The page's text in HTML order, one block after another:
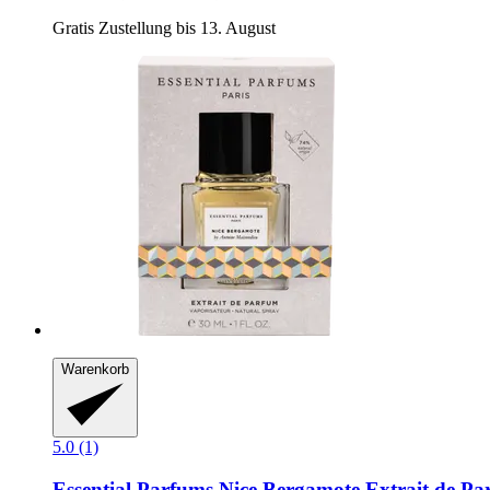
Gratis Zustellung bis 13. August
Warenkorb
5.0 (1)